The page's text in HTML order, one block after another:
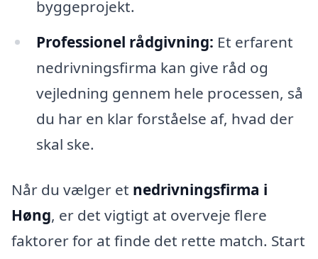
byggeprojekt.
Professionel rådgivning: Et erfarent
nedrivningsfirma kan give råd og
vejledning gennem hele processen, så
du har en klar forståelse af, hvad der
skal ske.
Når du vælger et nedrivningsfirma i
Høng, er det vigtigt at overveje flere
faktorer for at finde det rette match. Start